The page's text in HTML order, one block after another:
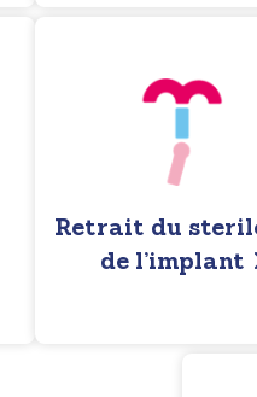
Retrait du
de l’implant